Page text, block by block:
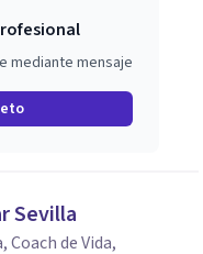
mediante mensaje
Sevilla
de Vida,